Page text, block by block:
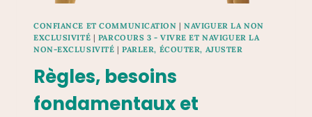
CONFIANCE ET COMMUNICATION |NAVIGUER LA NON
EXCLUSIVITÉ | PARCOURS 3 - VIVRE ET NAVIGUER LA
NON-EXCLUSIVITÉ |PARLER, ÉCOUTER, AJUSTER
Règles, besoins
fondamentaux et